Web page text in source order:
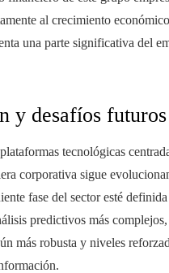
al crecimiento
una parte significativa del
y desafíos futuros
tecnológicas
corporativa sigue
fase del sector esté
predictivos más complejos,
más robusta y niveles